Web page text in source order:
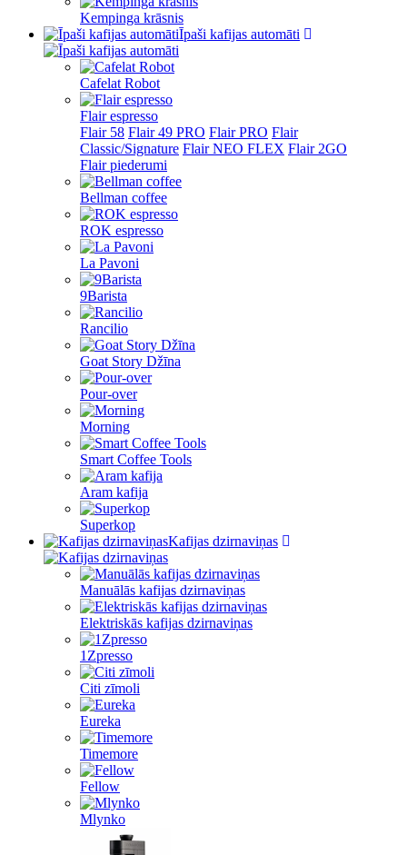
Kempinga krāsnis
Īpaši kafijas automāti
Cafelat Robot
Flair espresso
Flair 58 Flair 49 PRO Flair PRO Flair
Classic/Signature Flair NEO FLEX Flair 2GO
Flair piederumi
Bellman coffee
ROK espresso
La Pavoni
9Barista
Rancilio
Goat Story Džīna
Pour-over
Morning
Smart Coffee Tools
Aram kafija
Superkop
Kafijas dzirnaviņas
Manuālās kafijas dzirnaviņas
Elektriskās kafijas dzirnaviņas
1Zpresso
Citi zīmoli
Eureka
Timemore
Fellow
Mlynko